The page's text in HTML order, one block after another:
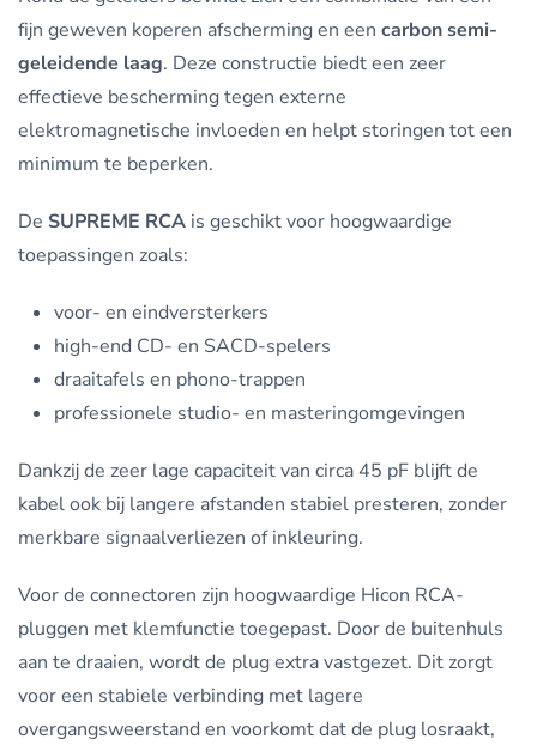
fijn geweven koperen afscherming en een carbon semi-
geleidende laag. Deze constructie biedt een zeer
effectieve bescherming tegen externe
elektromagnetische invloeden en helpt storingen tot een
minimum te beperken.
De SUPREME RCA is geschikt voor hoogwaardige
toepassingen zoals:
voor- en eindversterkers
high-end CD- en SACD-spelers
draaitafels en phono-trappen
professionele studio- en masteringomgevingen
Dankzij de zeer lage capaciteit van circa 45 pF blijft de
kabel ook bij langere afstanden stabiel presteren, zonder
merkbare signaalverliezen of inkleuring.
Voor de connectoren zijn hoogwaardige Hicon RCA-
pluggen met klemfunctie toegepast. Door de buitenhuls
aan te draaien, wordt de plug extra vastgezet. Dit zorgt
voor een stabiele verbinding met lagere
overgangsweerstand en voorkomt dat de plug losraakt,